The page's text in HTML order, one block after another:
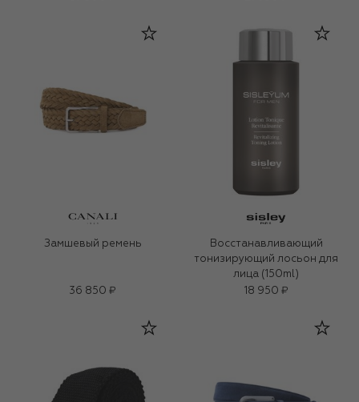
Замшевый ремень
36 850 ₽
Восстанавливающий
тонизирующий лосьон для
лица (150ml)
18 950 ₽